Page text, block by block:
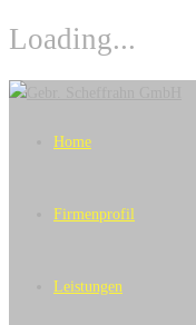
Loading...
Skip
Home
Firmenprofil
Leistungen